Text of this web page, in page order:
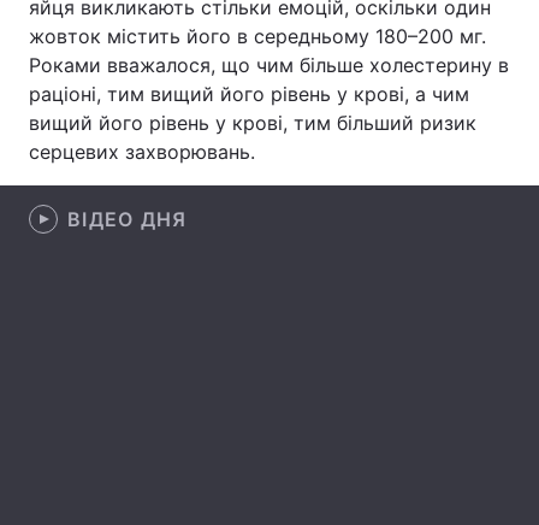
Цікавинки Погода
Екологія Регіони
Лонгріди
Відео з Youtube
яйця викликають стільки емоцій, оскільки один
жовток містить його в середньому 180–200 мг.
Роками вважалося, що чим більше холестерину в
раціоні, тим вищий його рівень у крові, а чим
вищий його рівень у крові, тим більший ризик
серцевих захворювань.
ВІДЕО ДНЯ